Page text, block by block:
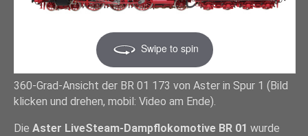
Swipe to spin
360-Grad-Ansicht der BR 01 173 von Aster in Spur 1 (Bild
klicken und drehen, mobil: Video am Ende).
Die Aster LiveSteam-Dampflokomotive BR 01 wurde